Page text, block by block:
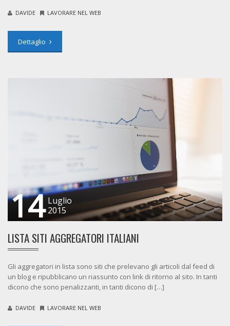
DAVIDE LAVORARE NEL WEB
Dettaglio
14 Luglio
2015
LISTA SITI AGGREGATORI ITALIANI
Gli aggregatori in lista sono siti che prelevano gli articoli dal feed di
un blog e ripubblicano un riassunto con link di ritorno al sito. In tanti
dicono che sono penalizzanti, in tanti dicono di […]
DAVIDE LAVORARE NEL WEB